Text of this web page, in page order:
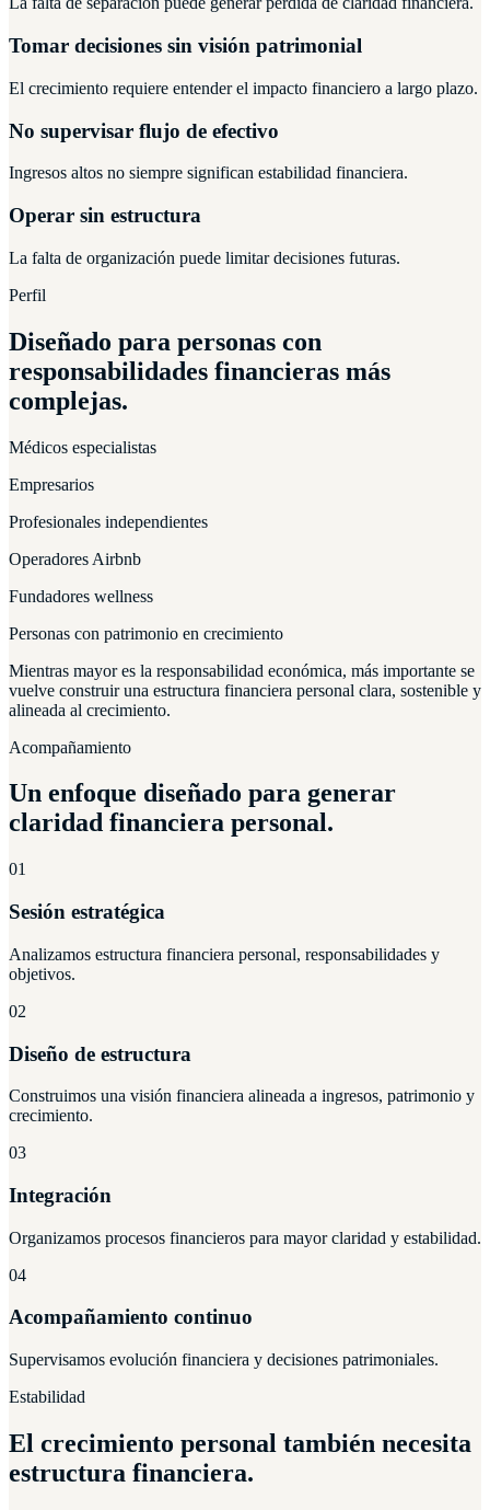
Tomar decisiones sin visión patrimonial
El crecimiento requiere entender el impacto financiero a largo plazo.
No supervisar flujo de efectivo
Ingresos altos no siempre significan estabilidad financiera.
Operar sin estructura
La falta de organización puede limitar decisiones futuras.
Perfil
Diseñado para personas con
responsabilidades financieras más
complejas.
Médicos especialistas
Empresarios
Profesionales independientes
Operadores Airbnb
Fundadores wellness
Personas con patrimonio en crecimiento
Mientras mayor es la responsabilidad económica, más importante se
vuelve construir una estructura financiera personal clara, sostenible y
alineada al crecimiento.
Acompañamiento
Un enfoque diseñado para generar
claridad financiera personal.
01
Sesión estratégica
Analizamos estructura financiera personal, responsabilidades y
objetivos.
02
Diseño de estructura
Construimos una visión financiera alineada a ingresos, patrimonio y
crecimiento.
03
Integración
Organizamos procesos financieros para mayor claridad y estabilidad.
04
Acompañamiento continuo
Supervisamos evolución financiera y decisiones patrimoniales.
Estabilidad
El crecimiento personal también necesita
estructura financiera.